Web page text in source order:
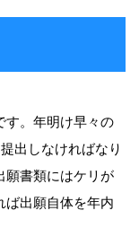
す。年明け早々の
出しなければなり
願書類にはケリが
ば出願自体を年内